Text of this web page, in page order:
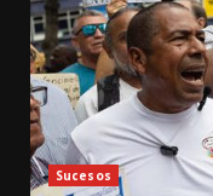
Sucesos